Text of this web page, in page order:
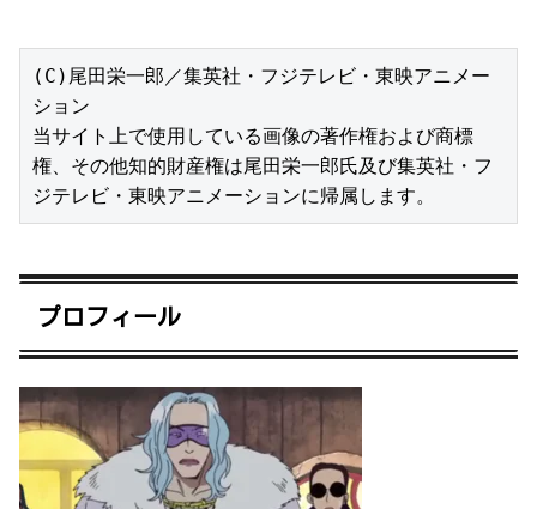
(C)尾田栄一郎／集英社・フジテレビ・東映アニメー
ション
当サイト上で使用している画像の著作権および商標
権、その他知的財産権は尾田栄一郎氏及び集英社・フ
ジテレビ・東映アニメーションに帰属します。
プロフィール